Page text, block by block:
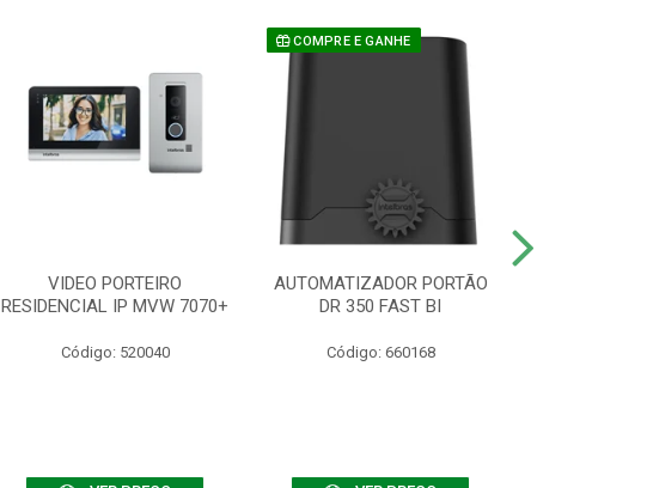
VIDEO PORTEIRO
RESIDENCIAL IP MVW 7070+
Código: 520040
COMPRE E GANHE
AUTOMATIZADOR PORTÃO
DR 350 FAST BI
Código: 660168